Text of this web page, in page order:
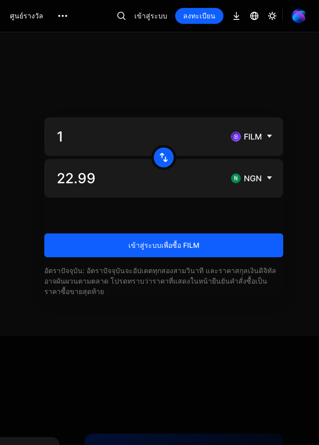
ศูนย์รางวัล เข้าสู่ระบบ ลงทะเบียน
FILM
NGN
เข้าสู่ระบบเพื่อซื้อ FILM
อัตราปัจจุบัน: อัตราปัจจุบันจะอัปเดตทุกสองสามวินาที และราคาสกุลเงินดิจิทัล
อาจผันผวนตามตลาด โปรดทราบว่าราคาที่แสดงในหน้ายืนยันคำสั่งซื้อเป็น
ราคาซื้อขายสุดท้าย